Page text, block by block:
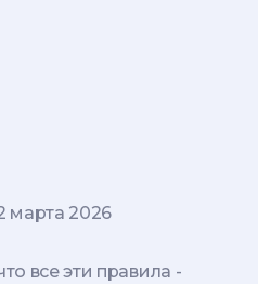
марта 2026
все эти правила -